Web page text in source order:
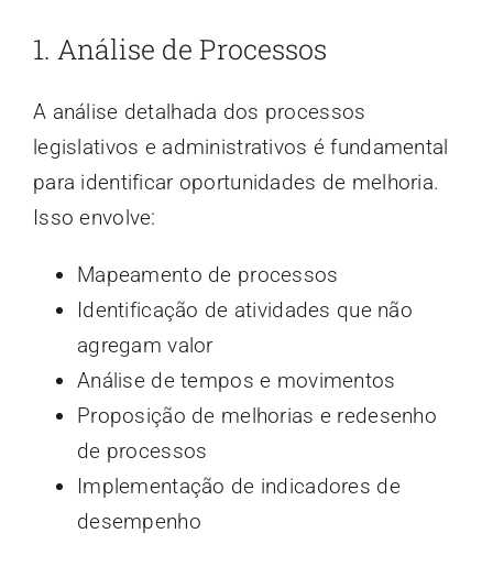
1. Análise de Processos
A análise detalhada dos processos
legislativos e administrativos é fundamental
para identificar oportunidades de melhoria.
Isso envolve:
Mapeamento de processos
Identificação de atividades que não
agregam valor
Análise de tempos e movimentos
Proposição de melhorias e redesenho
de processos
Implementação de indicadores de
desempenho